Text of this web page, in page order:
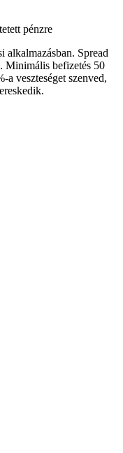
pénzre
Spread
Minimális befizetés 50
veszteséget szenved,